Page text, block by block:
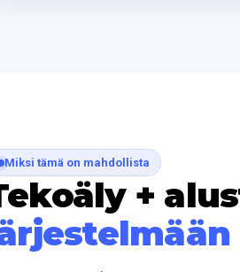
Miksi tämä on mahdollista
+